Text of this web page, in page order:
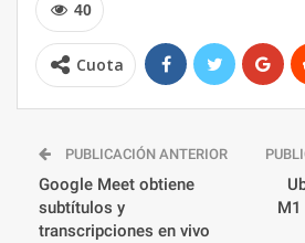
40
Cuota
PUBLICACIÓN ANTERIOR
Google Meet obtiene
subtítulos y
transcripciones en vivo
M1